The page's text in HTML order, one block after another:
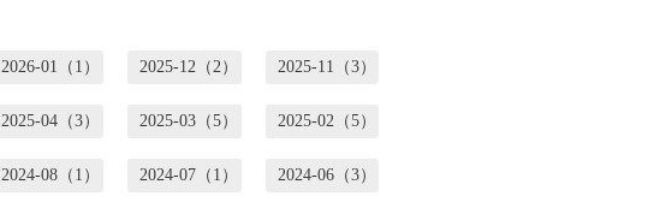
2026-01（1） 2025-12（2） 2025-11（3）
2025-04（3） 2025-03（5） 2025-02（5）
2024-08（1） 2024-07（1） 2024-06（3）